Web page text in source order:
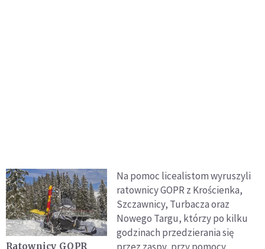
Ratownicy GOPR
Na pomoc licealistom wyruszyli
ratownicy GOPR z Krościenka,
Szczawnicy, Turbacza oraz
Nowego Targu, którzy po kilku
godzinach przedzierania się